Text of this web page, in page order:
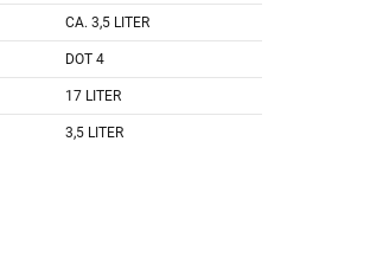
CA. 3,5 LITER
DOT 4
17 LITER
3,5 LITER